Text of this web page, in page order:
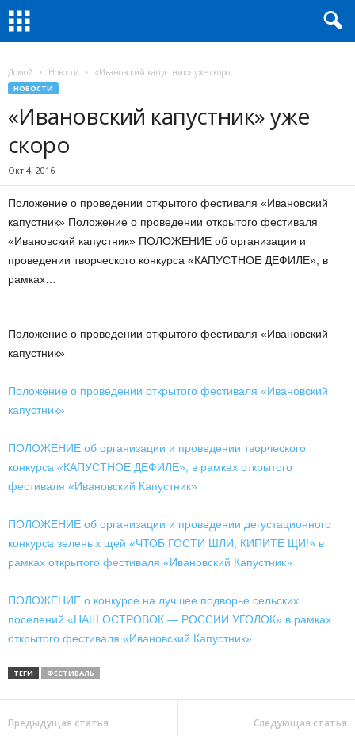
Домой Новости «Ивановский капустник» уже скоро
НОВОСТИ
«Ивановский капустник» уже
скоро
Окт 4, 2016
Положение о проведении открытого фестиваля «Ивановский
капустник» Положение о проведении открытого фестиваля
«Ивановский капустник» ПОЛОЖЕНИЕ об организации и
проведении творческого конкурса «КАПУСТНОЕ ДЕФИЛЕ», в
рамках…
Положение о проведении открытого фестиваля «Ивановский
капустник»
Положение о проведении открытого фестиваля «Ивановский
капустник»
ПОЛОЖЕНИЕ об организации и проведении творческого
конкурса «КАПУСТНОЕ ДЕФИЛЕ», в рамках открытого
фестиваля «Ивановский Капустник»
ПОЛОЖЕНИЕ об организации и проведении дегустационного
конкурса зеленых щей «ЧТОБ ГОСТИ ШЛИ, КИПИТЕ ЩИ!» в
рамках открытого фестиваля «Ивановский Капустник»
ПОЛОЖЕНИЕ о конкурсе на лучшее подворье сельских
поселений «НАШ ОСТРОВОК — РОССИИ УГОЛОК» в рамках
открытого фестиваля «Ивановский Капустник»
ТЕГИ ФЕСТИВАЛЬ
Предыдущая статья Следующая статья